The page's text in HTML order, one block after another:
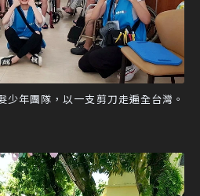
年團隊，以一支剪刀走遍全台灣。